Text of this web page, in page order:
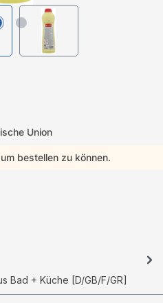
Union
bestellen zu können.
Bad + Küche [D/GB/F/GR]